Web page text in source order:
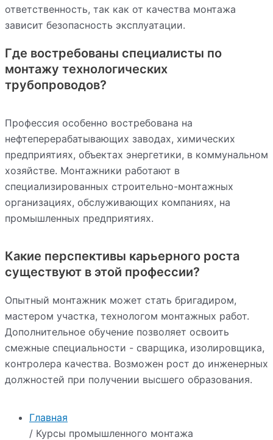
Главная
/ Курсы промышленного монтажа
ответственность, так как от качества монтажа
зависит безопасность эксплуатации.
Где востребованы специалисты по
монтажу технологических
трубопроводов?
Профессия особенно востребована на
нефтеперерабатывающих заводах, химических
предприятиях, объектах энергетики, в коммунальном
хозяйстве. Монтажники работают в
специализированных строительно-монтажных
организациях, обслуживающих компаниях, на
промышленных предприятиях.
Какие перспективы карьерного роста
существуют в этой профессии?
Опытный монтажник может стать бригадиром,
мастером участка, технологом монтажных работ.
Дополнительное обучение позволяет освоить
смежные специальности - сварщика, изолировщика,
контролера качества. Возможен рост до инженерных
должностей при получении высшего образования.